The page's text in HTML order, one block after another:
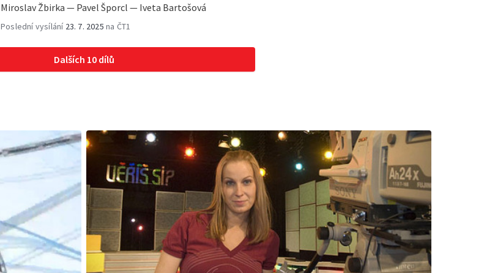
Miroslav Žbirka — Pavel Šporcl — Iveta Bartošová
Poslední vysílání 23. 7. 2025 na ČT1
Dalších 10 dílů